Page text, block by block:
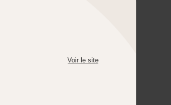
Voir le site